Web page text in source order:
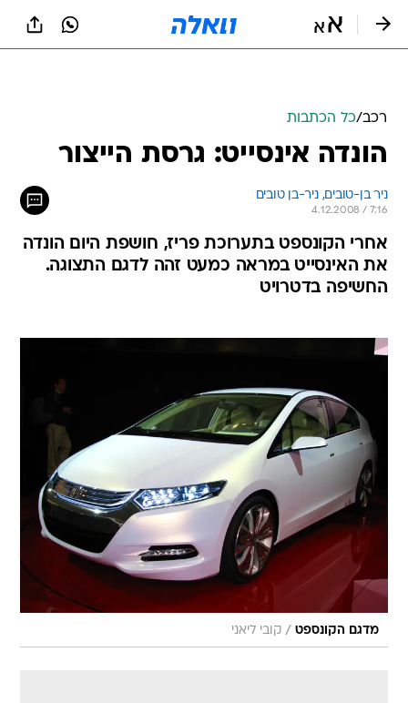
רכב/כל הכתבות
הונדה אינסייט: גרסת הייצור
ניר בן-טובים, ניר-בן טובים
4.12.2008 / 7:16
אחרי הקונספט בתערוכת פריז, חושפת היום הונדה
את האינסייט במראה כמעט זהה לדגם התצוגה.
החשיפה בדטרויט
מדגם הקונספט / קובי ליאני